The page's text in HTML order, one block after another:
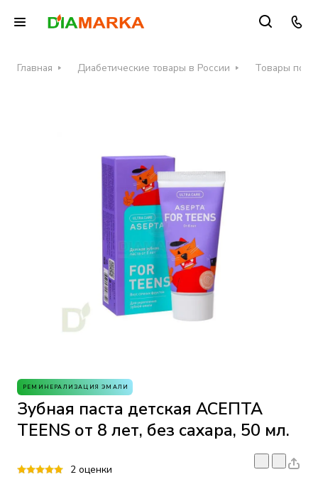
Главная Диабетические товары в России Товары по
РЕМИНЕРАЛИЗАЦИЯ ЭМАЛИ
Зубная паста детская АСЕПТА
TEENS от 8 лет, без сахара, 50 мл.
2 оценки